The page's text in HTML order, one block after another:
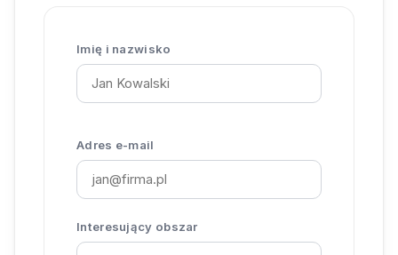
Imię i nazwisko
Adres e-mail
Interesujący obszar